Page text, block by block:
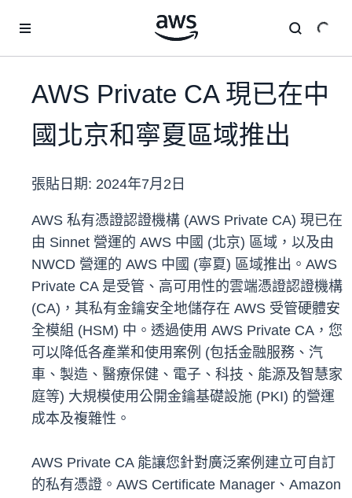
AWS Private CA 現已在中
國北京和寧夏區域推出
張貼日期: 2024年7月2日
AWS 私有憑證認證機構 (AWS Private CA) 現已在
由 Sinnet 營運的 AWS 中國 (北京) 區域，以及由
NWCD 營運的 AWS 中國 (寧夏) 區域推出。AWS
Private CA 是受管、高可用性的雲端憑證認證機構
(CA)，其私有金鑰安全地儲存在 AWS 受管硬體安
全模組 (HSM) 中。透過使用 AWS Private CA，您
可以降低各產業和使用案例 (包括金融服務、汽
車、製造、醫療保健、電子、科技、能源及智慧家
庭等) 大規模使用公開金鑰基礎設施 (PKI) 的營運
成本及複雜性。
AWS Private CA 能讓您針對廣泛案例建立可自訂
的私有憑證。AWS Certificate Manager、Amazon